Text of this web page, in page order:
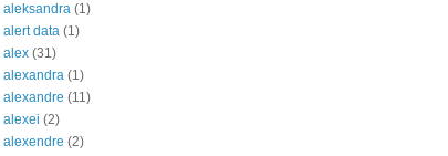
aleksandra (1)
alert data (1)
alex (31)
alexandra (1)
alexandre (11)
alexei (2)
alexendre (2)